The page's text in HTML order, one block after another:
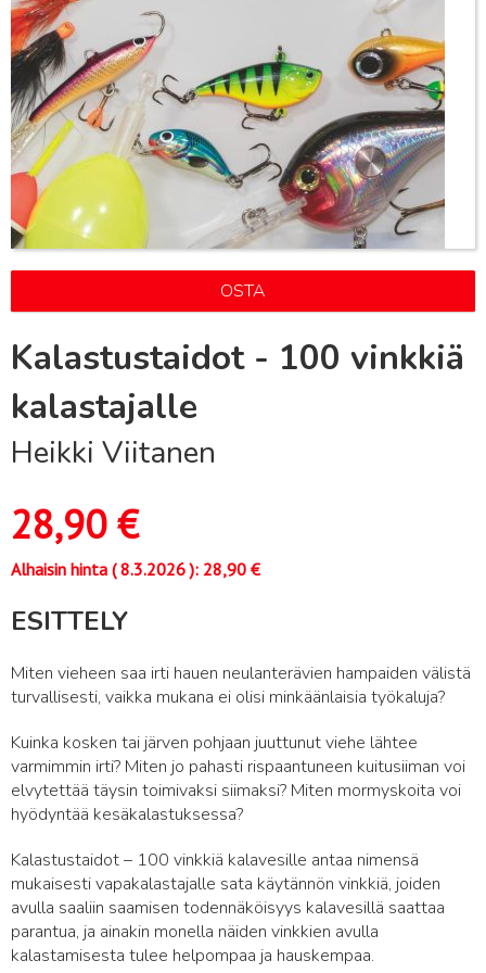
OSTA
Kalastustaidot - 100 vinkkiä
kalastajalle
Heikki Viitanen
28,90€
Alhaisin hinta (8.3.2026): 28,90 €
ESITTELY
Miten vieheen saa irti hauen neulanterävien hampaiden välistä
turvallisesti, vaikka mukana ei olisi minkäänlaisia työkaluja?
Kuinka kosken tai järven pohjaan juuttunut viehe lähtee
varmimmin irti? Miten jo pahasti rispaantuneen kuitusiiman voi
elvytettää täysin toimivaksi siimaksi? Miten mormyskoita voi
hyödyntää kesäkalastuksessa?
Kalastustaidot – 100 vinkkiä kalavesille antaa nimensä
mukaisesti vapakalastajalle sata käytännön vinkkiä, joiden
avulla saaliin saamisen todennäköisyys kalavesillä saattaa
parantua, ja ainakin monella näiden vinkkien avulla
kalastamisesta tulee helpompaa ja hauskempaa.